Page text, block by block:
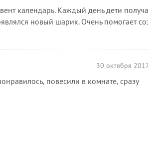
календарь. Каждый день дети
новый шарик. Очень помогает
30 октября
повесили в комнате, сразу